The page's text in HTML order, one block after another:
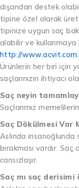
dışarıdan destek
tipine özel olarak
tipinize uygun saç
alabilir ve kullanmaya
http://
Ürünlerin her biri için
saçlarınızın ihtiyacı
Saç neyin
Saçlarımız
Saç Dökülmesi Var
Aslında insanoğlunda
bırakması vardır. Saç
cansızlaşır.
Saç mı saç derisimi